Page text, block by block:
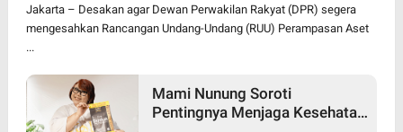
Jakarta – Desakan agar Dewan Perwakilan Rakyat (DPR) segera
mengesahkan Rancangan Undang-Undang (RUU) Perampasan Aset
...
Mami Nunung Soroti
Pentingnya Menjaga Kesehatan